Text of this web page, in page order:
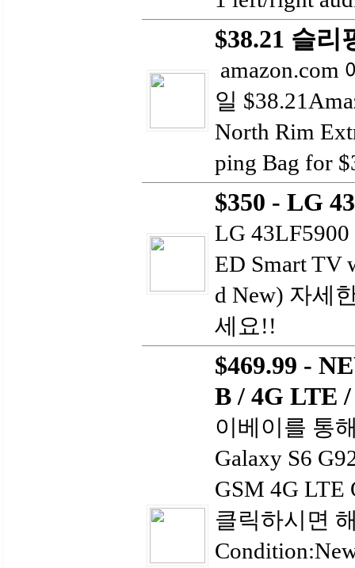
$38.21 슬리
amazon.com
일
North Rim
ping Bag for
$350 - LG
LG
ED Smart TV
d New) 자세
세요!!
$469.99 -
B / 4G LTE
이베이를 통
Galaxy S6
GSM 4G LTE
클릭하시면